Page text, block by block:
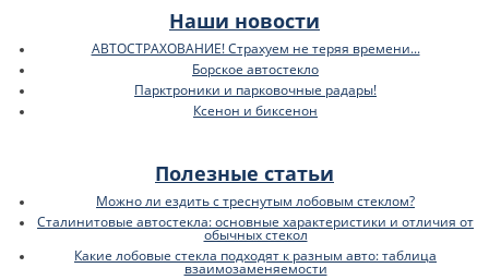
Наши новости
АВТОСТРАХОВАНИЕ! Страхуем не теряя времени...
Борское автостекло
Парктроники и парковочные радары!
Ксенон и биксенон
Полезные статьи
Можно ли ездить с треснутым лобовым стеклом?
Сталинитовые автостекла: основные характеристики и отличия от
обычных стекол
Какие лобовые стекла подходят к разным авто: таблица
взаимозаменяемости